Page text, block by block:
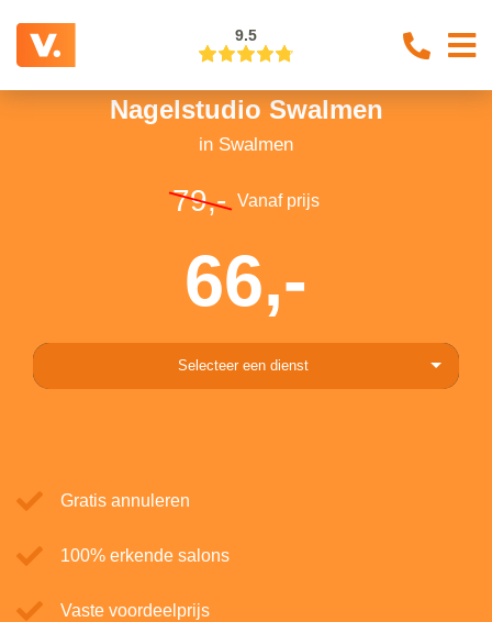
9.5
Nagelstudio Swalmen
in Swalmen
79,- Vanaf prijs
66,-
Selecteer een dienst
Gratis annuleren
100% erkende salons
Vaste voordeelprijs